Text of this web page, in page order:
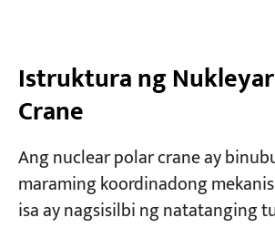
Istruktura ng
Crane
Ang nuclear polar crane ay
maraming koordinadong
isa ay nagsisilbi ng natatanging